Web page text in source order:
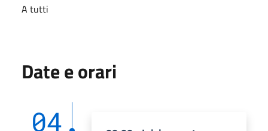
A tutti
Date e orari
04